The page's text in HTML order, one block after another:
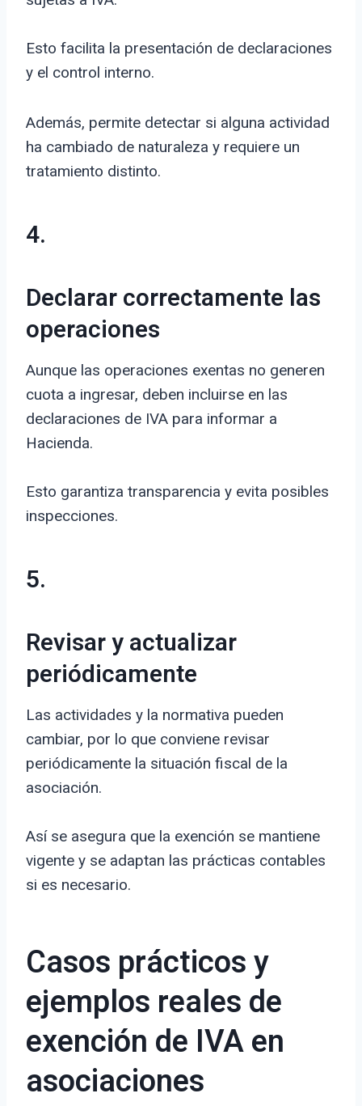
Esto facilita la presentación de declaraciones
y el control interno.
Además, permite detectar si alguna actividad
ha cambiado de naturaleza y requiere un
tratamiento distinto.
4.
Declarar correctamente las
operaciones
Aunque las operaciones exentas no generen
cuota a ingresar, deben incluirse en las
declaraciones de IVA para informar a
Hacienda.
Esto garantiza transparencia y evita posibles
inspecciones.
5.
Revisar y actualizar
periódicamente
Las actividades y la normativa pueden
cambiar, por lo que conviene revisar
periódicamente la situación fiscal de la
asociación.
Así se asegura que la exención se mantiene
vigente y se adaptan las prácticas contables
si es necesario.
Casos prácticos y
ejemplos reales de
exención de IVA en
asociaciones